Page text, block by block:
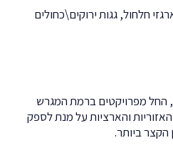
חלחול, גגות ירוקים\כחולים
בכל רחבי הארץ, החל מפרויקטים ברמת המגרש
והארציות על מנת לספק
הקצר ביותר.